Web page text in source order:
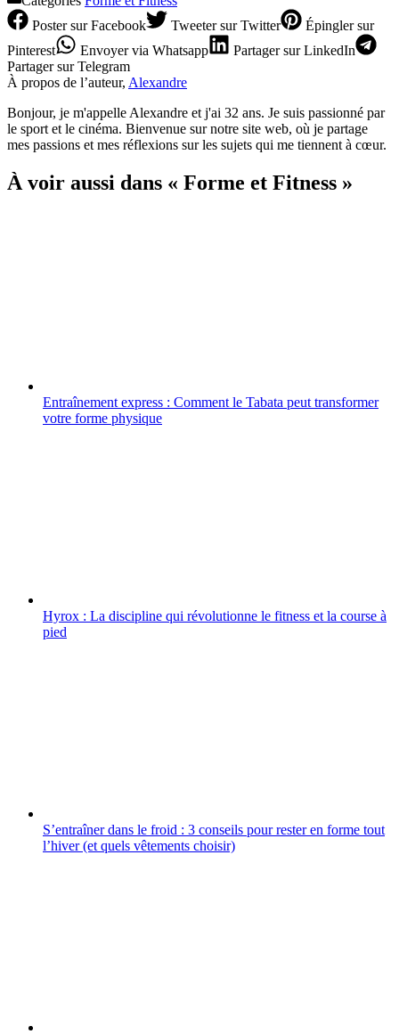
Postersur Facebook Tweetersur Twitter Épinglersur
Pinterest
Envoyervia Whatsapp Partagersur LinkedIn
Partagersur Telegram
À propos de l’auteur, Alexandre
Bonjour, je m'appelle Alexandre et j'ai 32 ans. Je suis passionné par
le sport et le cinéma. Bienvenue sur notre site web, où je partage
mes passions et mes réflexions sur les sujets qui me tiennent à cœur.
À voir aussi dans « Forme et Fitness »
Entraînement express : Comment le Tabata peut transformer
votre forme physique
Hyrox : La discipline qui révolutionne le fitness et la course à
pied
S’entraîner dans le froid : 3 conseils pour rester en forme tout
l’hiver (et quels vêtements choisir)